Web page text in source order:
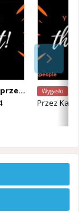
Wetteren
Wygasło
Przez